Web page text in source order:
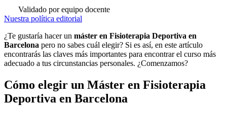
Validado por equipo docente
Nuestra política editorial
¿Te gustaría hacer un máster en Fisioterapia Deportiva en
Barcelona pero no sabes cuál elegir? Si es así, en este artículo
encontrarás las claves más importantes para encontrar el curso más
adecuado a tus circunstancias personales. ¿Comenzamos?
Cómo elegir un Máster en Fisioterapia
Deportiva en Barcelona